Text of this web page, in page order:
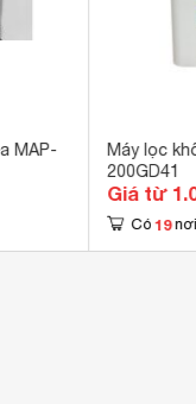
MAP-210GC46
nhã, thời thượng,
MAP-
Máy lọc
200GD41
Giá từ
Có 19